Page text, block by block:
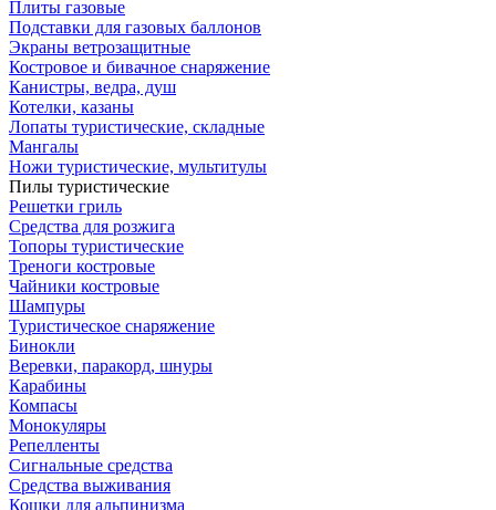
Плиты газовые
Подставки для газовых баллонов
Экраны ветрозащитные
Костровое и бивачное снаряжение
Канистры, ведра, душ
Котелки, казаны
Лопаты туристические, складные
Мангалы
Ножи туристические, мультитулы
Пилы туристические
Решетки гриль
Средства для розжига
Топоры туристические
Треноги костровые
Чайники костровые
Шампуры
Туристическое снаряжение
Бинокли
Веревки, паракорд, шнуры
Карабины
Компасы
Монокуляры
Репелленты
Сигнальные средства
Средства выживания
Кошки для альпинизма